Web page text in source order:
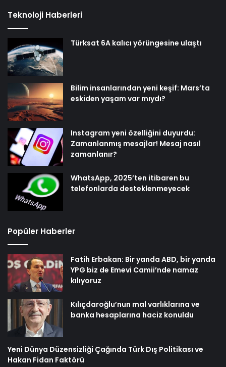
Teknoloji Haberleri
Türksat 6A kalıcı yörüngesine ulaştı
Bilim insanlarından yeni keşif: Mars’ta
eskiden yaşam var mıydı?
Instagram yeni özelliğini duyurdu:
Zamanlanmış mesajlar! Mesaj nasıl
zamanlanır?
WhatsApp, 2025’ten itibaren bu
telefonlarda desteklenmeyecek
Popüler Haberler
Fatih Erbakan: Bir yanda ABD, bir yanda
YPG biz de Emevi Camii’nde namaz
kılıyoruz
Kılıçdaroğlu’nun mal varlıklarına ve
banka hesaplarına haciz konuldu
Yeni Dünya Düzensizliği Çağında Türk Dış Politikası ve
Hakan Fidan Faktörü